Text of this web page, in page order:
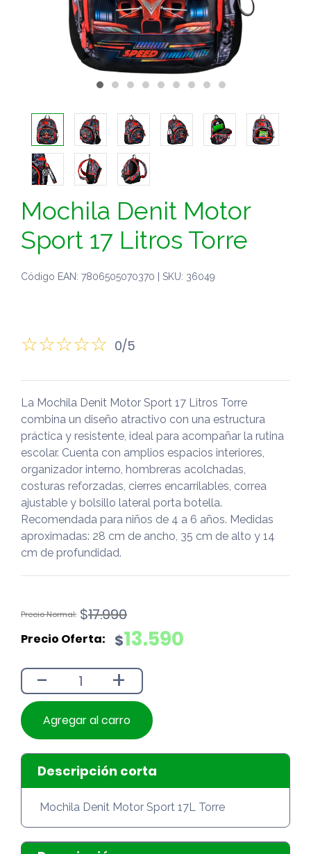
Mochila Denit Motor
Sport 17 Litros Torre
Código EAN: 7806505070370 | SKU: 36049
0/5
La Mochila Denit Motor Sport 17 Litros Torre
combina un diseño atractivo con una estructura
práctica y resistente, ideal para acompañar la rutina
escolar. Cuenta con amplios espacios interiores,
organizador interno, hombreras acolchadas,
costuras reforzadas, cierres encarrilables, correa
ajustable y bolsillo lateral porta botella.
Recomendada para niños de 4 a 6 años. Medidas
aproximadas: 28 cm de ancho, 35 cm de alto y 14
cm de profundidad.
$17.990
El
original
$17.990.
$13.590
El
actual
$13.590.
- +
Agregar al carro
Descripción corta
Mochila Denit Motor Sport 17L Torre